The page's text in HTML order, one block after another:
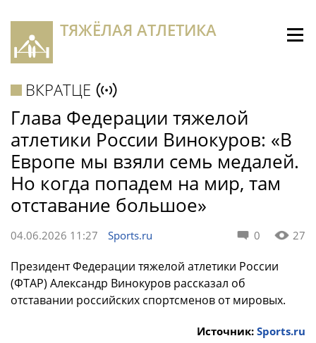
ТЯЖЁЛАЯ АТЛЕТИКА
ВКРАТЦЕ
Глава Федерации тяжелой
атлетики России Винокуров: «В
Европе мы взяли семь медалей.
Но когда попадем на мир, там
отставание большое»
0 27
04.06.2026 11:27 Sports.ru
Президент Федерации тяжелой атлетики России
(ФТАР) Александр Винокуров рассказал об
отставании российских спортсменов от мировых.
Источник: Sports.ru